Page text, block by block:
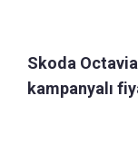
Skoda
kampanyalı